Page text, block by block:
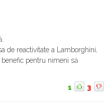
de reactivitate a Lamborghini,
pentru nimeni să
1 3